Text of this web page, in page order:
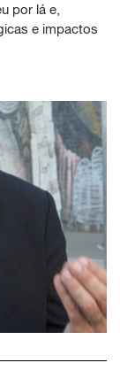
por lá e,
e impactos